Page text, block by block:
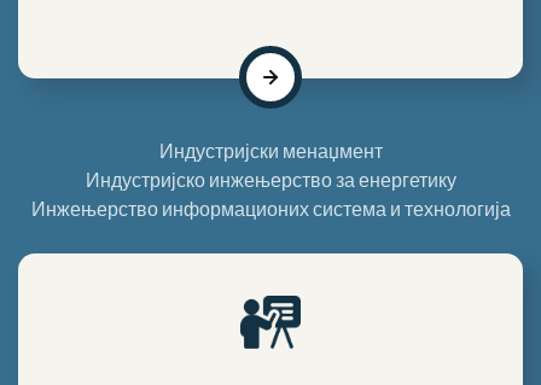
Индустријски менаџмент
Индустријско инжењерство за енергетику
Инжењерство информационих система и технологија